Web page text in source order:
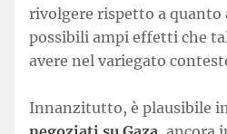
rivolgere rispetto a quanto
possibili ampi effetti che
avere nel variegato
Innanzitutto, è plausibile